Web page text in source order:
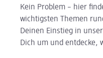
Kein Problem – hier
wichtigsten Themen
Deinen Einstieg in
Dich um und entdecke,